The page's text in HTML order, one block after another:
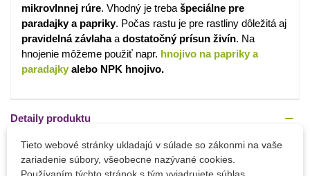
mikrovlnnej rúre. Vhodný je treba špeciálne pre
paradajky a papriky. Počas rastu je pre rastliny dôležitá aj
pravidelná závlahaa dostatočný prísun živín. Na
hnojenie môžeme použiť napr. hnojivo na papriky a
paradajky alebo NPK hnojivo.
Detaily produktu
PARAMETRE
Tieto webové stránky ukladajú v súlade so zákonmi na vaše
zariadenie súbory, všeobecne nazývané cookies.